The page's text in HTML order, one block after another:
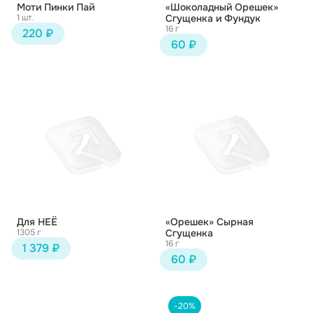
Моти Пинки Пай
1 шт.
220 ₽
«Шоколадный Орешек»
Сгущенка и Фундук
16 г
60 ₽
Для НЕЁ
1305 г
1 379 ₽
«Орешек» Сырная
Сгущенка
16 г
60 ₽
-20%